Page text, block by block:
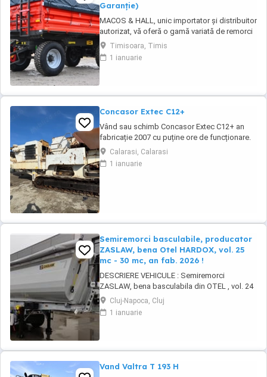
Garanție)
MACOS & HALL, unic importator și distribuitor
autorizat, vă oferă o gamă variată de remorci
agricole și tehnologice, special concepute
pentru a răspunde nevoilor fermierilor
moderni. Toate produsele noastre sunt
în exploatare. Gama ...
Timisoara, Timis
1 ianuarie
Concasor Extec C12+
Vând sau schimb Concasor Extec C12+ an
fabricație 2007 cu puține ore de funcționare.
Calarasi, Calarasi
1 ianuarie
Semiremorci basculabile, producator
ZASLAW, bena Otel HARDOX, vol. 25
mc - 30 mc, an fab. 2026 !
DESCRIERE VEHICULE : Semiremorci
ZASLAW, bena basculabila din OTEL , vol. 24
mc - 30 mc, (stoc nou 2026 sau in fabricatie
ZASLAW) . DETALII: - Semiremorci
basculabile pe 3 axe, bena constructie din
Polonia ...
Cluj-Napoca, Cluj
1 ianuarie
Vand Valtra T 193 H